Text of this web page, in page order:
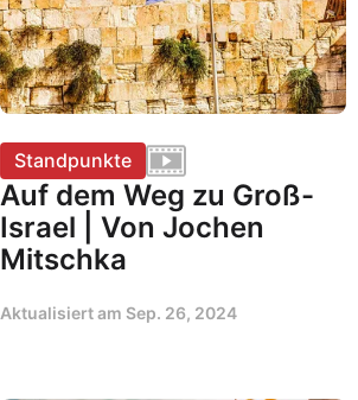
Standpunkte
Auf dem Weg zu Groß-
Israel | Von Jochen
Mitschka
Aktualisiert am Sep. 26, 2024